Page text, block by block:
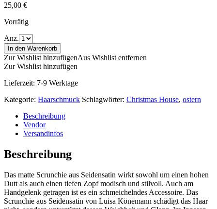
25,00 €
Vorrätig
Anz.
In den Warenkorb
Zur Wishlist hinzufügenAus Wishlist entfernen
Zur Wishlist hinzufügen
Lieferzeit: 7-9 Werktage
Kategorie: Haarschmuck Schlagwörter: Christmas House, ostern
Beschreibung
Vendor
Versandinfos
Beschreibung
Das matte Scrunchie aus Seidensatin wirkt sowohl um einen hohen
Dutt als auch einen tiefen Zopf modisch und stilvoll. Auch am
Handgelenk getragen ist es ein schmeichelndes Accessoire. Das
Scrunchie aus Seidensatin von Luisa Könemann schädigt das Haar